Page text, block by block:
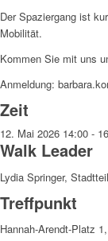
Der Spaziergang ist
Mobilität.
Kommen Sie mit uns
Anmeldung:
Zeit
12. Mai 2026 14:00 -
Walk Leader
Lydia Springer,
Treffpunkt
Hannah-Arendt-Platz